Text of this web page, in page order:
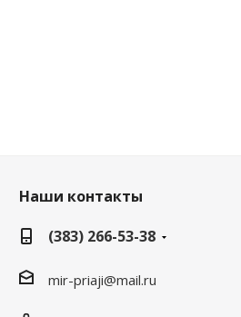
Наши контакты
(383) 266-53-38
mir-priaji@mail.ru